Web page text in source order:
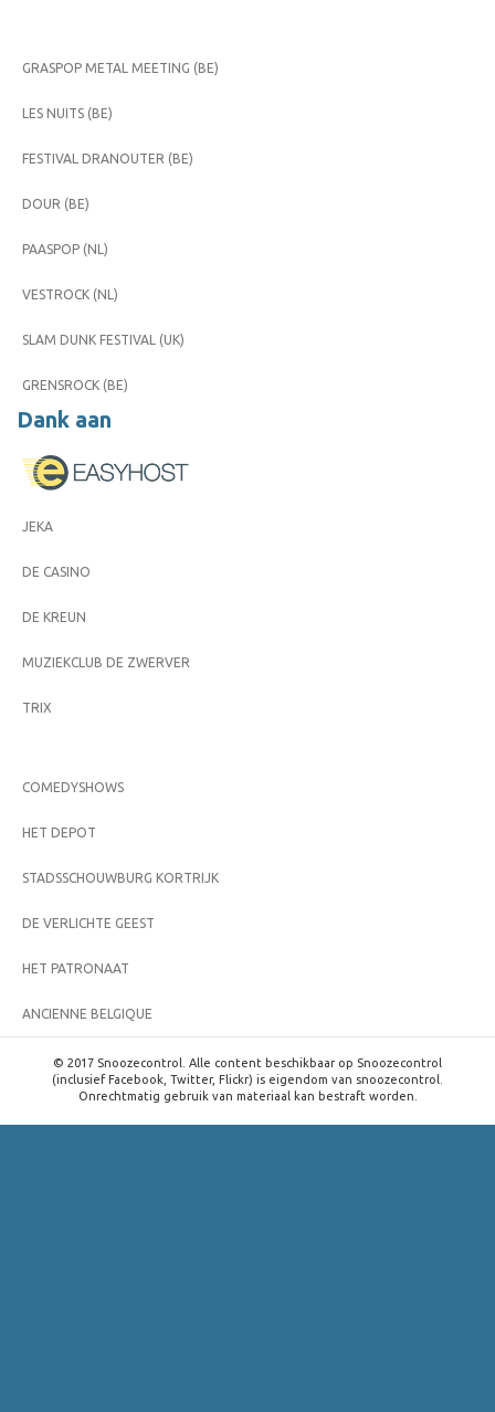
GRASPOP METAL MEETING (BE)
LES NUITS (BE)
FESTIVAL DRANOUTER (BE)
DOUR (BE)
PAASPOP (NL)
VESTROCK (NL)
SLAM DUNK FESTIVAL (UK)
GRENSROCK (BE)
Dank aan
JEKA
DE CASINO
DE KREUN
MUZIEKCLUB DE ZWERVER
TRIX
COMEDYSHOWS
HET DEPOT
STADSSCHOUWBURG KORTRIJK
DE VERLICHTE GEEST
HET PATRONAAT
ANCIENNE BELGIQUE
© 2017 Snoozecontrol. Alle content beschikbaar op Snoozecontrol
(inclusief Facebook, Twitter, Flickr) is eigendom van snoozecontrol.
Onrechtmatig gebruik van materiaal kan bestraft worden.